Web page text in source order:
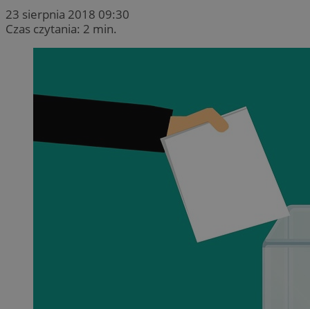
23 sierpnia 2018 09:30
Czas czytania: 2 min.